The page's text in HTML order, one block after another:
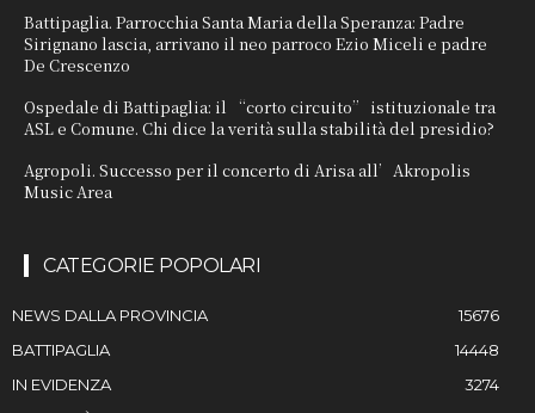
Battipaglia. Parrocchia Santa Maria della Speranza: Padre
Sirignano lascia, arrivano il neo parroco Ezio Miceli e padre
De Crescenzo
Ospedale di Battipaglia: il “corto circuito” istituzionale tra
ASL e Comune. Chi dice la verità sulla stabilità del presidio?
Agropoli. Successo per il concerto di Arisa all’Akropolis
Music Area
CATEGORIE POPOLARI
NEWS DALLA PROVINCIA
15676
BATTIPAGLIA
14448
IN EVIDENZA
3274